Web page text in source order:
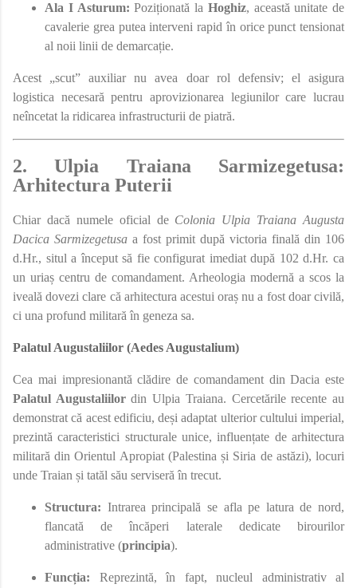
Ala I Asturum: Poziționată la Hoghiz, această unitate de
cavalerie grea putea interveni rapid în orice punct tensionat
al noii linii de demarcație.
Acest „scut” auxiliar nu avea doar rol defensiv; el asigura
logistica necesară pentru aprovizionarea legiunilor care lucrau
neîncetat la ridicarea infrastructurii de piatră.
2. Ulpia Traiana Sarmizegetusa:
Arhitectura Puterii
Chiar dacă numele oficial de Colonia Ulpia Traiana Augusta
Dacica Sarmizegetusa a fost primit după victoria finală din 106
d.Hr., situl a început să fie configurat imediat după 102 d.Hr. ca
un uriaș centru de comandament. Arheologia modernă a scos la
iveală dovezi clare că arhitectura acestui oraș nu a fost doar civilă,
ci una profund militară în geneza sa.
Palatul Augustaliilor (Aedes Augustalium)
Cea mai impresionantă clădire de comandament din Dacia este
Palatul Augustaliilordin Ulpia Traiana. Cercetările recente au
demonstrat că acest edificiu, deși adaptat ulterior cultului imperial,
prezintă caracteristici structurale unice, influențate de arhitectura
militară din Orientul Apropiat (Palestina și Siria de astăzi), locuri
unde Traian și tatăl său serviseră în trecut.
Structura: Intrarea principală se afla pe latura de nord,
flancată de încăperi laterale dedicate birourilor
administrative (principia).
Funcția: Reprezintă, în fapt, nucleul administrativ al